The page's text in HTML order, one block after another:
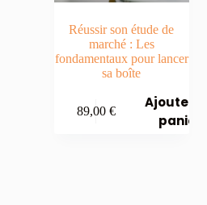
Réussir son étude de
marché : Les
fondamentaux pour lancer
sa boîte
89,00 €
Ajouter au
panier